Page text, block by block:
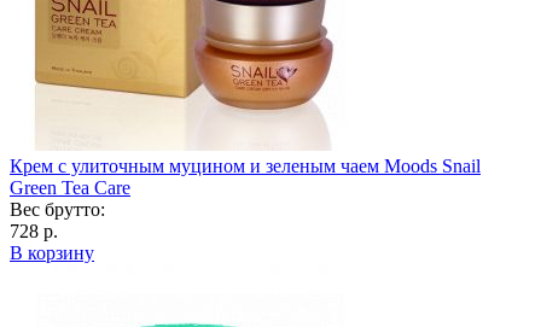
Крем с улиточным муцином и зеленым чаем Moods Snail
Green Tea Care
Вес брутто:
728 р.
В корзину